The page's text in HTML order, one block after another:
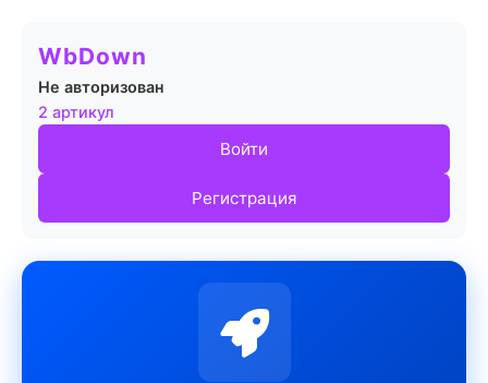
WbDown
Не авторизован
2 артикул
Войти
Регистрация